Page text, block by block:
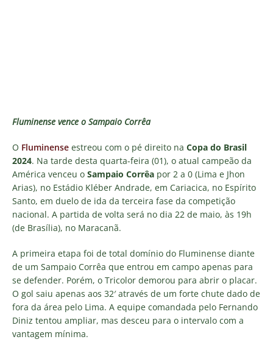
Fluminense vence o Sampaio Corrêa
O Fluminense estreou com o pé direito na Copa do Brasil
2024. Na tarde desta quarta-feira (01), o atual campeão da
América venceu o Sampaio Corrêa por 2 a 0 (Lima e Jhon
Arias), no Estádio Kléber Andrade, em Cariacica, no Espírito
Santo, em duelo de ida da terceira fase da competição
nacional. A partida de volta será no dia 22 de maio, às 19h
(de Brasília), no Maracanã.
A primeira etapa foi de total domínio do Fluminense diante
de um Sampaio Corrêa que entrou em campo apenas para
se defender. Porém, o Tricolor demorou para abrir o placar.
O gol saiu apenas aos 32′ através de um forte chute dado de
fora da área pelo Lima. A equipe comandada pelo Fernando
Diniz tentou ampliar, mas desceu para o intervalo com a
vantagem mínima.